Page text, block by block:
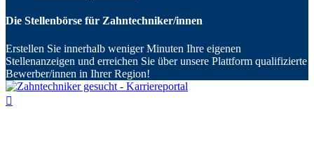
Die Stellenbörse für Zahntechniker/innen
Erstellen Sie innerhalb weniger Minuten Ihre eigenen
Stellenanzeigen und erreichen Sie über unsere Plattform qualifizierte
Bewerber/innen in Ihrer Region!